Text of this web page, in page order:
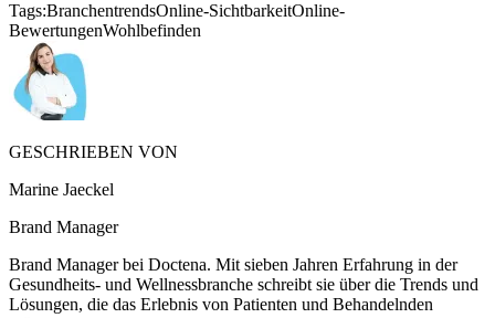
Tags:BranchentrendsOnline-SichtbarkeitOnline-
BewertungenWohlbefinden
GESCHRIEBEN VON
Marine Jaeckel
Brand Manager
Brand Manager bei Doctena. Mit sieben Jahren Erfahrung in der
Gesundheits- und Wellnessbranche schreibt sie über die Trends und
Lösungen, die das Erlebnis von Patienten und Behandelnden